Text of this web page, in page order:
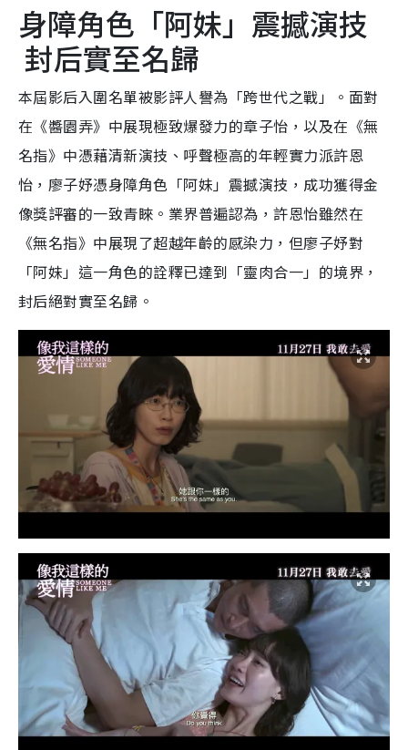
身障角色「阿妹」震撼演技
封后實至名歸
本屆影后入圍名單被影評人譽為「跨世代之戰」。面對
在《醬園弄》中展現極致爆發力的章子怡，以及在《無
名指》中憑藉清新演技、呼聲極高的年輕實力派許恩
怡，廖子妤憑身障角色「阿妹」震撼演技，成功獲得金
像獎評審的一致青睞。業界普遍認為，許恩怡雖然在
《無名指》中展現了超越年齡的感染力，但廖子妤對
「阿妹」這一角色的詮釋已達到「靈肉合一」的境界，
封后絕對實至名歸。